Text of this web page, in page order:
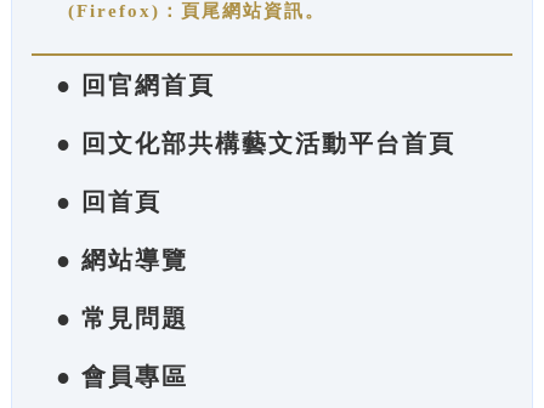
(Firefox)：頁尾網站資訊。
● 回官網首頁
● 回文化部共構藝文活動平台首頁
● 回首頁
● 網站導覽
● 常見問題
● 會員專區